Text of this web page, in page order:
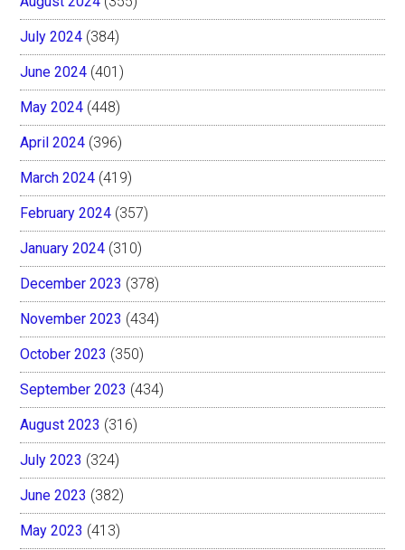
July 2024 (384)
June 2024 (401)
May 2024 (448)
April 2024 (396)
March 2024 (419)
February 2024 (357)
January 2024 (310)
December 2023 (378)
November 2023 (434)
October 2023 (350)
September 2023 (434)
August 2023 (316)
July 2023 (324)
June 2023 (382)
May 2023 (413)